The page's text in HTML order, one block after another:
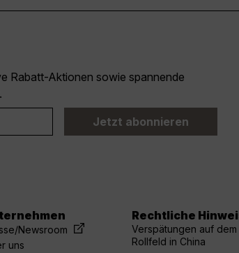
Rabatt-Aktionen sowie spannende
Jetzt abonnieren
Newsroom
uns
Rechtliche
Verspätungen auf dem
Rollfeld in China